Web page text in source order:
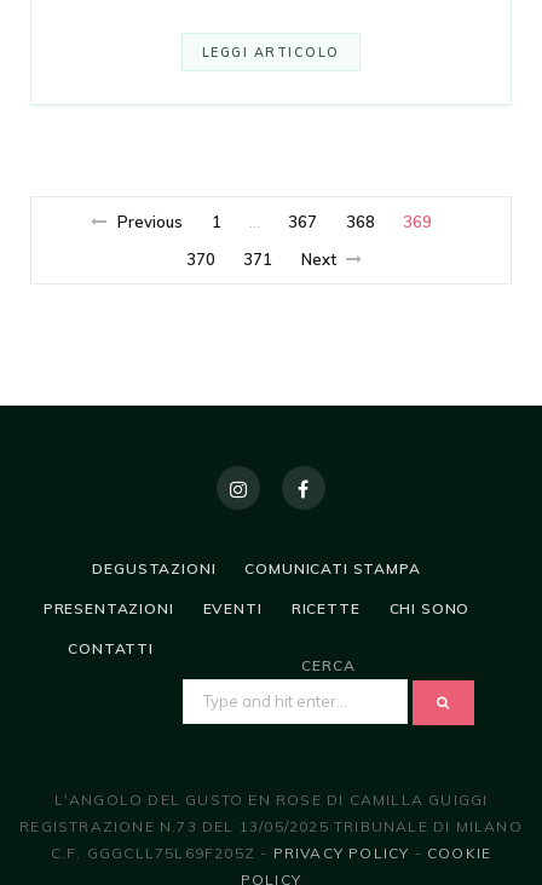
LEGGI ARTICOLO
Previous 1 367 368
369
370
371 Next
DEGUSTAZIONI COMUNICATI STAMPA
PRESENTAZIONI EVENTI RICETTE CHI SONO
CONTATTI
CERCA
L'ANGOLO DEL GUSTO EN ROSE DI CAMILLA GUIGGI
REGISTRAZIONE N.73 DEL 13/05/2025 TRIBUNALE DI MILANO
C.F. GGGCLL75L69F205Z - PRIVACY POLICY - COOKIE
POLICY